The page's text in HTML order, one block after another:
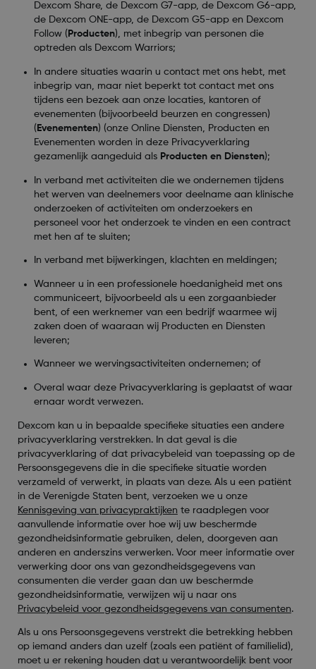
Dexcom Share, de Dexcom G7-app, de Dexcom G6-app,
de Dexcom ONE-app, de Dexcom G5-app en Dexcom
Follow ( Producten), met inbegrip van personen die
optreden als Dexcom Warriors;
In andere situaties waarin u contact met ons hebt, met
inbegrip van, maar niet beperkt tot contact met ons
tijdens een bezoek aan onze locaties, kantoren of
evenementen (bijvoorbeeld beurzen en congressen)
( Evenementen) (onze Online Diensten, Producten en
Evenementen worden in deze Privacyverklaring
gezamenlijk aangeduid als Producten en Diensten);
In verband met activiteiten die we ondernemen tijdens
het werven van deelnemers voor deelname aan klinische
onderzoeken of activiteiten om onderzoekers en
personeel voor het onderzoek te vinden en een contract
met hen af te sluiten;
In verband met bijwerkingen, klachten en meldingen;
Wanneer u in een professionele hoedanigheid met ons
communiceert, bijvoorbeeld als u een zorgaanbieder
bent, of een werknemer van een bedrijf waarmee wij
zaken doen of waaraan wij Producten en Diensten
leveren;
Wanneer we wervingsactiviteiten ondernemen; of
Overal waar deze Privacyverklaring is geplaatst of waar
ernaar wordt verwezen.
Dexcom kan u in bepaalde specifieke situaties een andere
privacyverklaring verstrekken. In dat geval is die
privacyverklaring of dat privacybeleid van toepassing op de
Persoonsgegevens die in die specifieke situatie worden
verzameld of verwerkt, in plaats van deze. Als u een patiënt
in de Verenigde Staten bent, verzoeken we u onze
Kennisgeving van privacypraktijken te raadplegen voor
aanvullende informatie over hoe wij uw beschermde
gezondheidsinformatie gebruiken, delen, doorgeven aan
anderen en anderszins verwerken. Voor meer informatie over
verwerking door ons van gezondheidsgegevens van
consumenten die verder gaan dan uw beschermde
gezondheidsinformatie, verwijzen wij u naar ons
Privacybeleid voor gezondheidsgegevens van consumenten.
Als u ons Persoonsgegevens verstrekt die betrekking hebben
op iemand anders dan uzelf (zoals een patiënt of familielid),
moet u er rekening houden dat u verantwoordelijk bent voor